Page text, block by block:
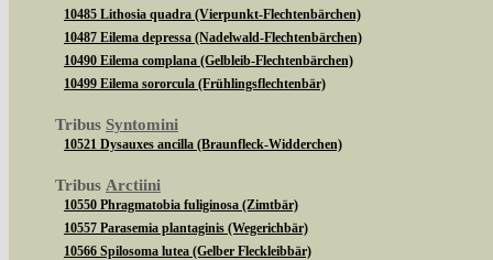
10485 Lithosia quadra (Vierpunkt-Flechtenbärchen)
10487 Eilema depressa (Nadelwald-Flechtenbärchen)
10490 Eilema complana (Gelbleib-Flechtenbärchen)
10499 Eilema sororcula (Frühlingsflechtenbär)
Tribus Syntomini
10521 Dysauxes ancilla (Braunfleck-Widderchen)
Tribus Arctiini
10550 Phragmatobia fuliginosa (Zimtbär)
10557 Parasemia plantaginis (Wegerichbär)
10566 Spilosoma lutea (Gelber Fleckleibbär)